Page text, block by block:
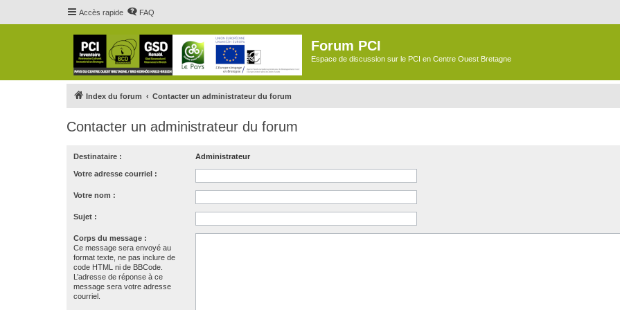
Accès rapide FAQ
Forum PCI
Espace de discussion sur le PCI en Centre Ouest Bretagne
Index du forum Contacter un administrateur du forum
Contacter un administrateur du forum
Destinataire : Administrateur
Votre adresse courriel :
Votre nom :
Sujet :
Corps du message :
Ce message sera envoyé au
format texte, ne pas inclure de
code HTML ni de BBCode.
L’adresse de réponse à ce
message sera votre adresse
courriel.